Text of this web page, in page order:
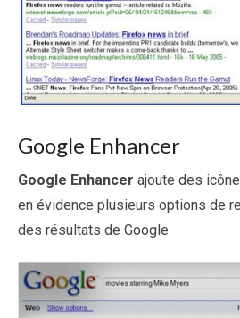
Google Enhancer
Google Enhancer ajoute des
en évidence plusieurs options de
des résultats de Google.